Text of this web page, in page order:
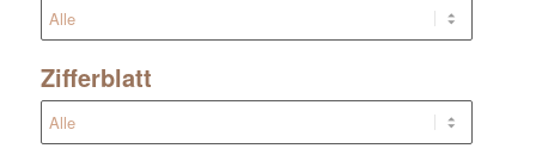
Zifferblatt